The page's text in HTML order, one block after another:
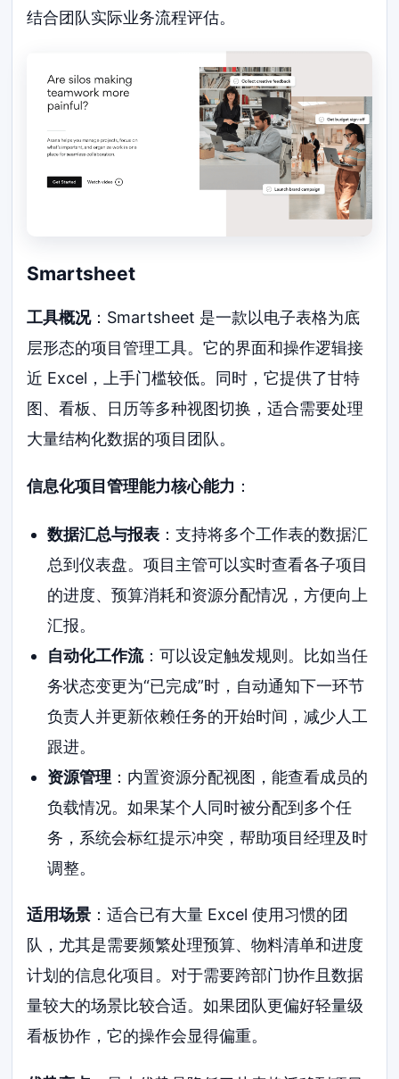
结合团队实际业务流程评估。
Smartsheet
工具概况：Smartsheet 是一款以电子表格为底
层形态的项目管理工具。它的界面和操作逻辑接
近 Excel，上手门槛较低。同时，它提供了甘特
图、看板、日历等多种视图切换，适合需要处理
大量结构化数据的项目团队。
信息化项目管理能力核心能力 ：
数据汇总与报表：支持将多个工作表的数据汇
总到仪表盘。项目主管可以实时查看各子项目
的进度、预算消耗和资源分配情况，方便向上
汇报。
自动化工作流：可以设定触发规则。比如当任
务状态变更为“已完成”时，自动通知下一环节
负责人并更新依赖任务的开始时间，减少人工
跟进。
资源管理 ：内置资源分配视图，能查看成员的
负载情况。如果某个人同时被分配到多个任
务，系统会标红提示冲突，帮助项目经理及时
调整。
适用场景 ：适合已有大量 Excel 使用习惯的团
队，尤其是需要频繁处理预算、物料清单和进度
计划的信息化项目。对于需要跨部门协作且数据
量较大的场景比较合适。如果团队更偏好轻量级
看板协作，它的操作会显得偏重。